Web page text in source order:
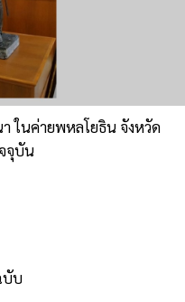
ในค่ายพหลโยธิน จังหวัด
จุบัน
บับ